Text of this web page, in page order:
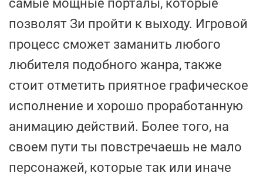
самые мощные порталы, которые
позволят Зи пройти к выходу. Игровой
процесс сможет заманить любого
любителя подобного жанра, также
стоит отметить приятное графическое
исполнение и хорошо проработанную
анимацию действий. Более того, на
своем пути ты повстречаешь не мало
персонажей, которые так или иначе